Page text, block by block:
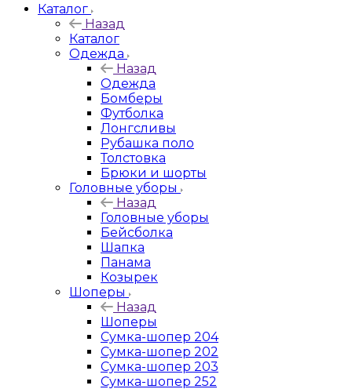
Каталог
Назад
Каталог
Одежда
Назад
Одежда
Бомберы
Футболка
Лонгсливы
Рубашка поло
Толстовка
Брюки и шорты
Головные уборы
Назад
Головные уборы
Бейсболка
Шапка
Панама
Козырек
Шоперы
Назад
Шоперы
Сумка-шопер 204
Сумка-шопер 202
Сумка-шопер 203
Сумка-шопер 252